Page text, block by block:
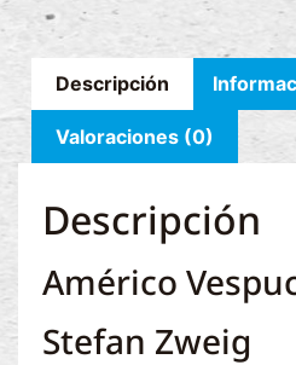
Descripción
Valoraciones (0)
Descripción
Américo
Stefan Zweig